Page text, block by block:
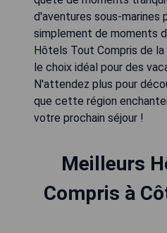
d'aventures sous-marines
simplement de moments
Hôtels Tout Compris de
le choix idéal pour des
N'attendez plus pour
que cette région
votre prochain séjour !
Meilleurs
Compris à